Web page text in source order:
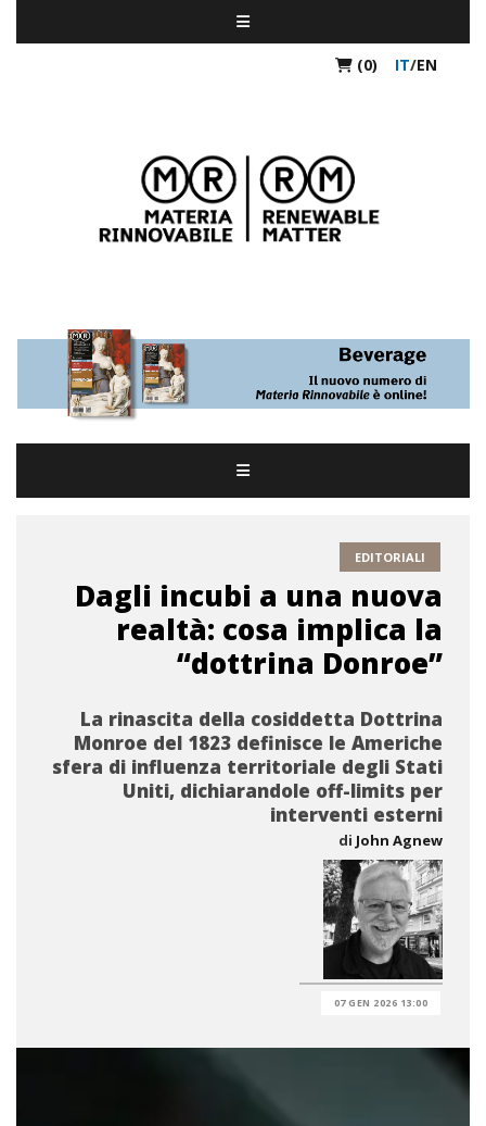
(0) IT/EN
EDITORIALI
Dagli incubi a una nuova
realtà: cosa implica la
“dottrina Donroe”
La rinascita della cosiddetta Dottrina
Monroe del 1823 definisce le Americhe
sfera di influenza territoriale degli Stati
Uniti, dichiarandole off-limits per
interventi esterni
di John Agnew
07 GEN 2026 13:00